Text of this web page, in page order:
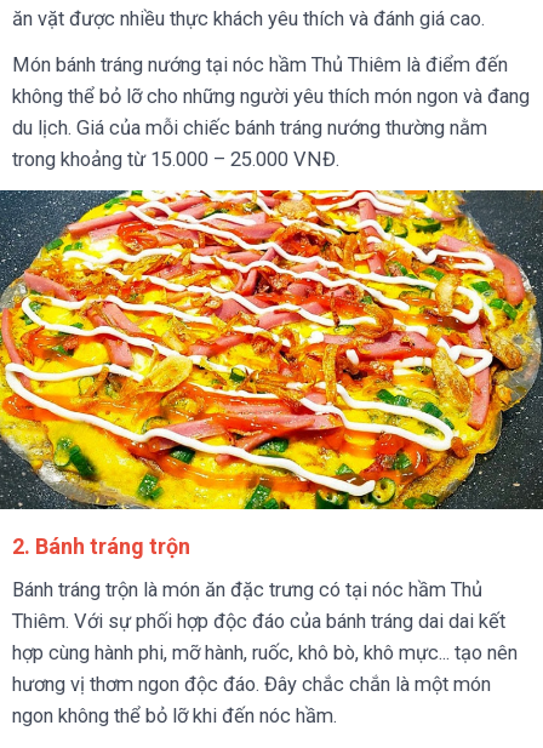
ăn vặt được nhiều thực khách yêu thích và đánh giá cao.
Món bánh tráng nướng tại nóc hầm Thủ Thiêm là điểm đến
không thể bỏ lỡ cho những người yêu thích món ngon và đang
du lịch. Giá của mỗi chiếc bánh tráng nướng thường nằm
trong khoảng từ 15.000 – 25.000 VNĐ.
2. Bánh tráng trộn
Bánh tráng trộn là món ăn đặc trưng có tại nóc hầm Thủ
Thiêm. Với sự phối hợp độc đáo của bánh tráng dai dai kết
hợp cùng hành phi, mỡ hành, ruốc, khô bò, khô mực... tạo nên
hương vị thơm ngon độc đáo. Đây chắc chắn là một món
ngon không thể bỏ lỡ khi đến nóc hầm.